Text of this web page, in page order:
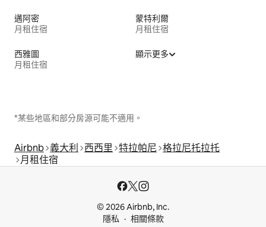
邁阿密
月租住宿
蒙特利爾
月租住宿
西雅圖
月租住宿
顯示更多
*某些地區和部分房源可能不適用。
Airbnb 義大利 西西里 特拉帕尼 格拉尼托拉托
月租住宿
© 2026 Airbnb, Inc.
隱私
相關條款